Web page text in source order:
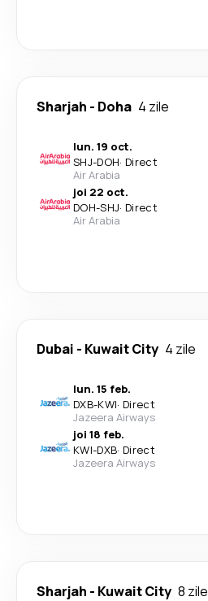
Sharjah - Doha 4 zile
lun. 19 oct.
SHJ-DOH· Direct
Air Arabia
joi 22 oct.
DOH-SHJ· Direct
Air Arabia
Dubai - Kuwait City 4 zile
lun. 15 feb.
DXB-KWI· Direct
Jazeera Airways
joi 18 feb.
KWI-DXB· Direct
Jazeera Airways
Sharjah - Kuwait City 8 zile